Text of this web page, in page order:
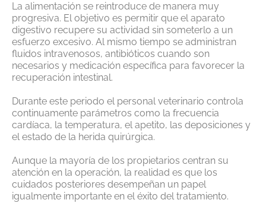
La alimentación se reintroduce de manera muy
progresiva. El objetivo es permitir que el aparato
digestivo recupere su actividad sin someterlo a un
esfuerzo excesivo. Al mismo tiempo se administran
fluidos intravenosos, antibióticos cuando son
necesarios y medicación específica para favorecer la
recuperación intestinal.
Durante este periodo el personal veterinario controla
continuamente parámetros como la frecuencia
cardíaca, la temperatura, el apetito, las deposiciones y
el estado de la herida quirúrgica.
Aunque la mayoría de los propietarios centran su
atención en la operación, la realidad es que los
cuidados posteriores desempeñan un papel
igualmente importante en el éxito del tratamiento.